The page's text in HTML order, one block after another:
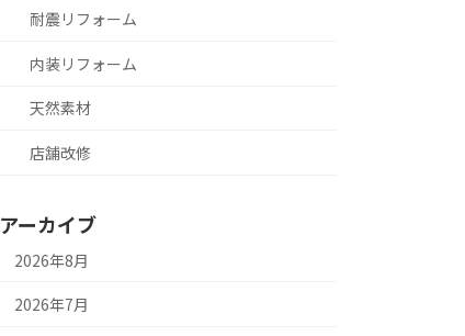
耐震リフォーム
内装リフォーム
天然素材
店舗改修
アーカイブ
2026年8月
2026年7月